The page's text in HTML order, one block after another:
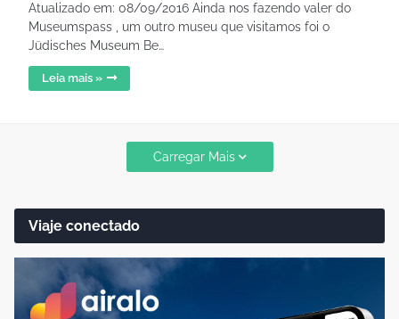
Atualizado em: 08/09/2016 Ainda nos fazendo valer do
Museumspass , um outro museu que visitamos foi o
Jüdisches Museum Be…
Leia mais »
Carregar Mais
Viaje conectado